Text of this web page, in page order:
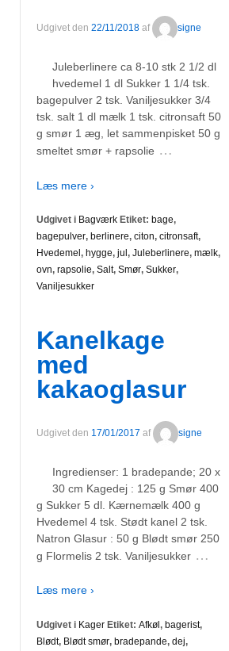
Udgivet den 22/11/2018 af signe
Juleberlinere ca 8-10 stk 2 1/2 dl
hvedemel 1 dl Sukker 1 1/4 tsk.
bagepulver 2 tsk. Vaniljesukker 3/4
tsk. salt 1 dl mælk 1 tsk. citronsaft 50
g smør 1 æg, let sammenpisket 50 g
smeltet smør + rapsolie …
Læs mere ›
Udgivet i Bagværk Etiket: bage,
bagepulver, berlinere, citon, citronsaft,
Hvedemel , hygge, jul , Juleberlinere, mælk,
ovn, rapsolie, Salt, Smør, Sukker,
Vaniljesukker
Kanelkage
med
kakaoglasur
Udgivet den 17/01/2017 af signe
Ingredienser: 1 bradepande; 20 x
30 cm Kagedej : 125 g Smør 400
g Sukker 5 dl. Kærnemælk 400 g
Hvedemel 4 tsk. Stødt kanel 2 tsk.
Natron Glasur : 50 g Blødt smør 250
g Flormelis 2 tsk. Vaniljesukker …
Læs mere ›
Udgivet i Kager Etiket: Afkøl, bagerist,
Blødt, Blødt smør, bradepande, dej,